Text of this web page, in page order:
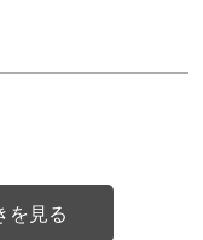
を見る